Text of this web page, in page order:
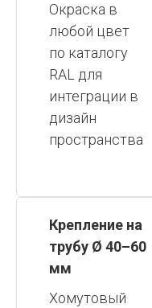
Окраска в
любой цвет
по каталогу
RAL для
интеграции в
дизайн
пространства
Крепление на
трубу Ø 40–60
мм
Хомутовый